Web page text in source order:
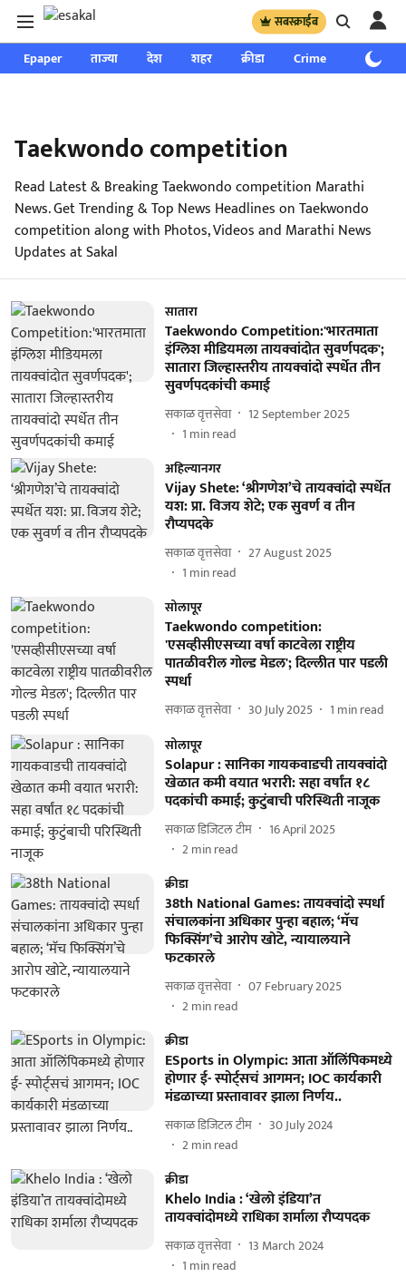
सबस्क्राईब
Epaper ताज्या देश शहर क्रीडा Crime साप्ताहिक
Taekwondo competition
Read Latest & Breaking Taekwondo competition Marathi
News. Get Trending & Top News Headlines on Taekwondo
competition along with Photos, Videos and Marathi News
Updates at Sakal
सातारा
Taekwondo Competition:'भारतमाता
इंग्लिश मीडियमला तायक्वांदोत सुवर्णपदक';
सातारा जिल्हास्तरीय तायक्वांदो स्पर्धेत तीन
सुवर्णपदकांची कमाई
सकाळ वृत्तसेवा
12 September 2025
1 min read
अहिल्यानगर
Vijay Shete: ‘श्रीगणेश’चे तायक्वांदो स्पर्धेत
यश: प्रा. विजय शेटे; एक सुवर्ण व तीन
रौप्यपदके
सकाळ वृत्तसेवा
27 August 2025
1 min read
सोलापूर
Taekwondo competition:
'एसव्हीसीएसच्या वर्षा काटवेला राष्ट्रीय
पातळीवरील गोल्ड मेडल'; दिल्लीत पार पडली
स्पर्धा
सकाळ वृत्तसेवा 30 July 2025 1 min read
सोलापूर
Solapur : सानिका गायकवाडची तायक्वांदो
खेळात कमी वयात भरारी: सहा वर्षांत १८
पदकांची कमाई; कुटुंबाची परिस्थिती नाजूक
सकाळ डिजिटल टीम
16 April 2025
2min read
क्रीडा
38th National Games: तायक्वांदो स्पर्धा
संचालकांना अधिकार पुन्हा बहाल; ‘मॅच
फिक्सिंग’चे आरोप खोटे, न्यायालयाने
फटकारले
सकाळ वृत्तसेवा
07 February 2025
2min read
क्रीडा
ESports in Olympic: आता ऑलिंपिकमध्ये
होणार ई- स्पोर्ट्सचं आगमन; IOC कार्यकारी
मंडळाच्या प्रस्तावावर झाला निर्णय..
सकाळ डिजिटल टीम
30 July 2024
2min read
क्रीडा
Khelo India : ‘खेलो इंडिया’त
तायक्वांदोमध्ये राधिका शर्माला रौप्यपदक
सकाळ वृत्तसेवा
13 March 2024
1 min read